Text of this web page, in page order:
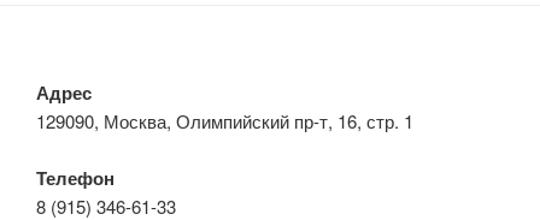
Адрес
129090, Москва, Олимпийский пр-т, 16, стр. 1
Телефон
8 (915) 346-61-33